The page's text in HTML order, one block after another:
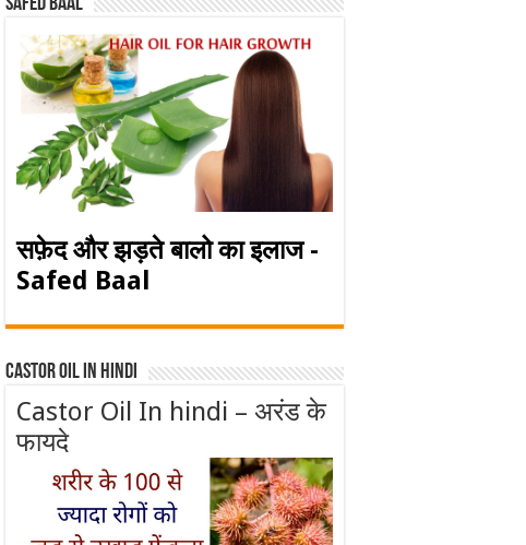
Safed baal
सफ़ेद और झड़ते बालो का इलाज -
Safed Baal
Castor Oil In Hindi
Castor Oil In hindi – अरंड के
फायदे